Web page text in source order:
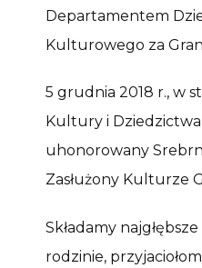
Departamentem
Kulturowego za
5 grudnia 2018 r., w
Kultury i
uhonorowany
Zasłużony Kulturze
Składamy
rodzinie,